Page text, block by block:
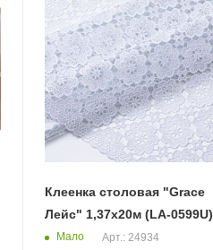
Клеенка столовая "Grace
Лейс" 1,37х20м (LA-0599U)
Мало Арт.: 24934